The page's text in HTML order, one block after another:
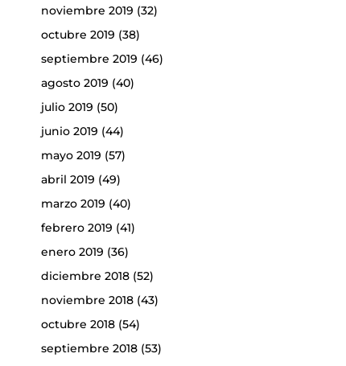
noviembre 2019 (32)
octubre 2019 (38)
septiembre 2019 (46)
agosto 2019 (40)
julio 2019 (50)
junio 2019 (44)
mayo 2019 (57)
abril 2019 (49)
marzo 2019 (40)
febrero 2019 (41)
enero 2019 (36)
diciembre 2018(52)
noviembre 2018(43)
octubre 2018(54)
septiembre 2018(53)